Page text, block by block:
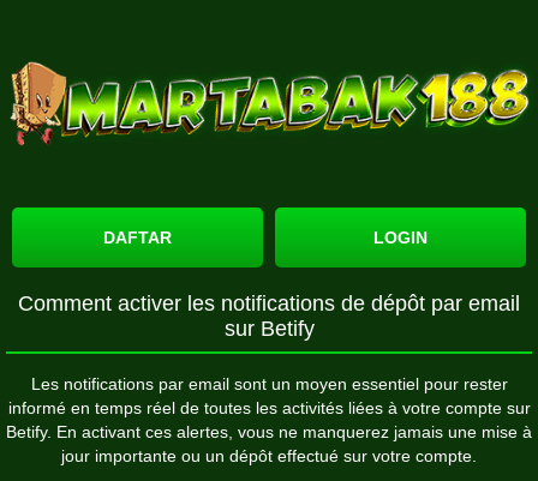
DAFTAR LOGIN
Comment activer les notifications de dépôt par email
sur Betify
Les notifications par email sont un moyen essentiel pour rester
informé en temps réel de toutes les activités liées à votre compte sur
Betify. En activant ces alertes, vous ne manquerez jamais une mise à
jour importante ou un dépôt effectué sur votre compte.